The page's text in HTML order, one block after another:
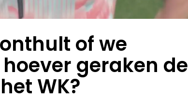
of we
geraken de
WK?